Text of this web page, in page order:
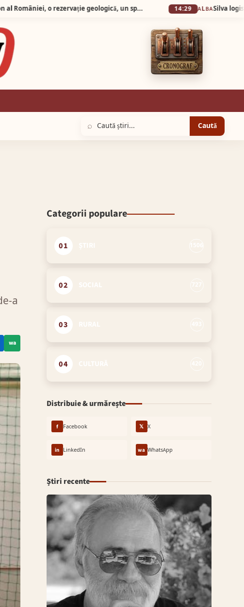
Silva Logistic Services. Micul Canion al României, o rezervație geologică, un spectacol vizual unde timpul și apa au lucrat împreună, sculptând în carnea pământului forme de o frumusețe stranie. 14:29 ALBA
⌕ Caută
a
wa
Categorii populare
01
02
03
04
Distribuie & urmărește
f Facebook 𝕏 X
in LinkedIn wa WhatsApp
Știri recente